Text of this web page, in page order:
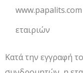
εταιριών
Κατά την εγγραφή